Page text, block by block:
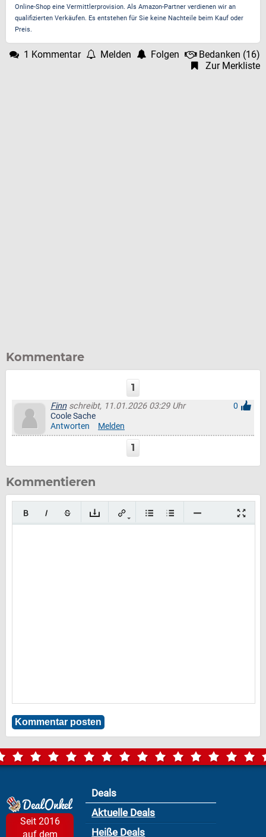
Online-Shop eine Vermittlerprovision. Als Amazon-Partner verdienen wir an
qualifizierten Verkäufen. Es entstehen für Sie keine Nachteile beim Kauf oder
Preis.
1 Kommentar Melden Folgen Bedanken (16)
Zur Merkliste
Kommentare
1
Finnschreibt, 11.01.2026 03:29 Uhr
0
Coole Sache
Antworten
Melden
1
Kommentieren
Seit 2016
auf dem
Deals
Aktuelle Deals
Heiße Deals